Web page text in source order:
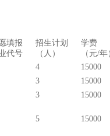
填报
代号
招生计划
（人）
学费
（元/年
4
15000
3
15000
3 15000
5 15000